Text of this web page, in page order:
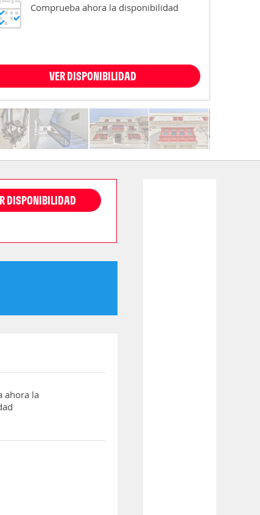
Comprueba ahora la disponibilidad
VER DISPONIBILIDAD
DISPONIBILIDAD
ahora la